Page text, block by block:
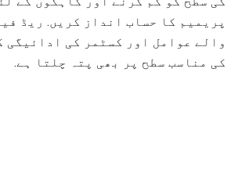
پریمیم کا حساب انداز کریں. ریڈ
والے عوامل اور کسٹمر کی ادائیگی
کی مناسب سطح پر بھی پتہ چلتا ہے.